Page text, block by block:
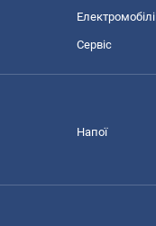
Електромобілі
Сервіс
Напої